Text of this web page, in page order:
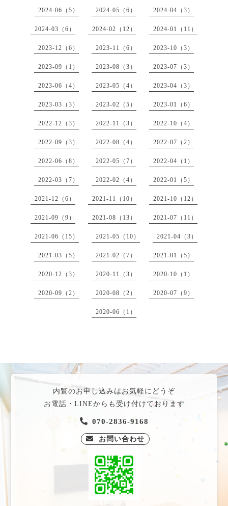
2024-06（5） 2024-05（6） 2024-04（3）
2024-03（6） 2024-02（12） 2024-01（11）
2023-12（6） 2023-11（6） 2023-10（3）
2023-09（1） 2023-08（3） 2023-07（3）
2023-06（4） 2023-05（4） 2023-04（3）
2023-03（3） 2023-02（5） 2023-01（6）
2022-12（3） 2022-11（3） 2022-10（4）
2022-09（3） 2022-08（4） 2022-07（2）
2022-06（8） 2022-05（7） 2022-04（1）
2022-03（7） 2022-02（4） 2022-01（5）
2021-12（6） 2021-11（10） 2021-10（12）
2021-09（9） 2021-08（13） 2021-07（11）
2021-06（15） 2021-05（10） 2021-04（3）
2021-03（5） 2021-02（7） 2021-01（5）
2020-12（3） 2020-11（3） 2020-10（1）
2020-09（2） 2020-08（2） 2020-07（9）
2020-06（1）
内覧のお申し込みはお気軽にどうぞ
お電話・LINEからも受け付けております
070-2836-9168
お問い合わせ